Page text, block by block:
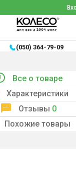
(050) 364-79-09
Все о товаре
Характеристики
Отзывы 0
Похожие товары